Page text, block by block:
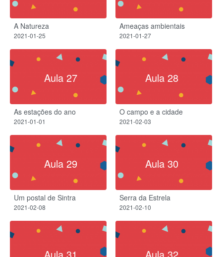
A Natureza​
2021-01-25
Ameaças ambientais​
2021-01-27
Aula 27
As estações do ano​
2021-01-01
Aula 28
O campo e a cidade​
2021-02-03
Aula 29
Um postal de Sintra
2021-02-08
Aula 30
Serra da Estrela​
2021-02-10